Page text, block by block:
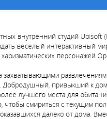
внутренний студий
веселый интерактивный
персонажей
привыкший к
лучшего места для
чтобы смириться с текущим
далеко от дома.